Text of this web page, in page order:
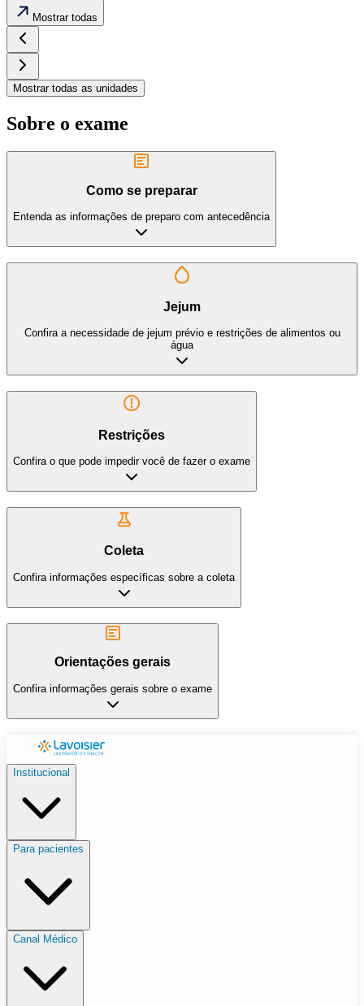
Mostrar todas
Mostrar todas as unidades
Sobre o exame
Como se preparar
Entenda as informações de preparo com antecedência
Jejum
Confira a necessidade de jejum prévio e restrições de alimentos ou
água
Restrições
Confira o que pode impedir você de fazer o exame
Coleta
Confira informações específicas sobre a coleta
Orientações gerais
Confira informações gerais sobre o exame
Institucional
Para pacientes
Canal Médico